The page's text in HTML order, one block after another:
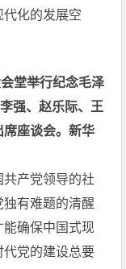
化的发展空
堂举行纪念毛泽
强、赵乐际、王
座谈会。新华
产党领导的社
有难题的清醒
确保中国式现
党的建设总要